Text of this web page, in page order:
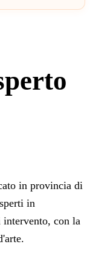
in provincia di
in
con la